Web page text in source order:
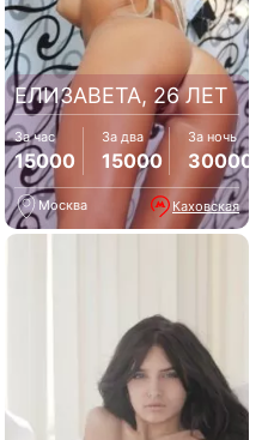
ЕЛИЗАВЕТА, 26 ЛЕТ
За час
15000
За два
15000
За ночь
30000
Москва Каховская